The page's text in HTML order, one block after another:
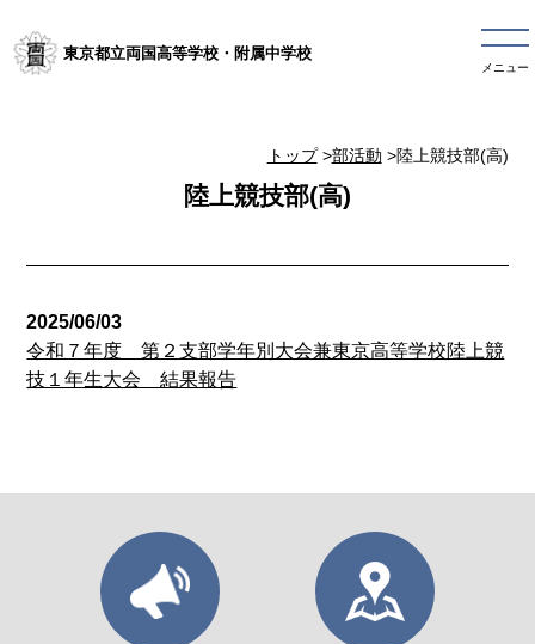
東京都立両国高等学校・附属中学校
メニュー
トップ>部活動 >陸上競技部(高)
陸上競技部(高)
2025/06/03
令和７年度 第２支部学年別大会兼東京高等学校陸上競
技１年生大会 結果報告